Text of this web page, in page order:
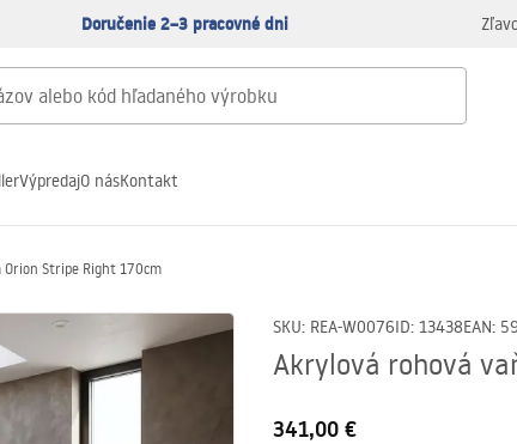
Doručenie 2–3 pracovné dni
VýpredajO násKontakt
Orion Stripe Right 170cm
SKU: REA-W0076ID: 13438EAN:
Akrylová rohová
341,00 €